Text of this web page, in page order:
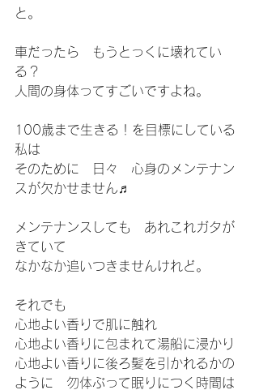
と。
車だったら　もうとっくに壊れてい
る？
人間の身体ってすごいですよね。
100歳まで生きる！を目標にしている
私は
そのために　日々　心身のメンテナン
スが欠かせません♬
メンテナンスしても　あれこれガタが
きていて
なかなか追いつきませんけれど。
それでも
心地よい香りで肌に触れ
心地よい香りに包まれて湯船に浸かり
心地よい香りに後ろ髪を引かれるかの
ように　勿体ぶって眠りにつく時間は